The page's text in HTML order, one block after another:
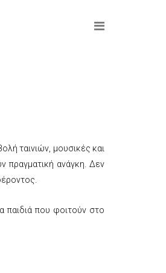
ταινιών, μουσικές και
πραγματική ανάγκη. Δεν
παιδιά που φοιτούν στο